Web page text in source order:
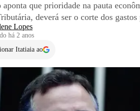
aponta que prioridade na pauta
deverá ser o corte dos
Lopes
há 2 anos
Itatiaia ao